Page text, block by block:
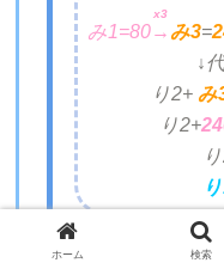
み1=80→
x3
み3=
↓
り2+ み
り2+
ホーム 検索